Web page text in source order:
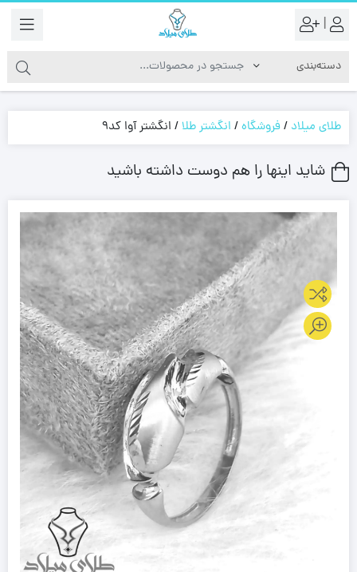
|
طلای میلاد /فروشگاه/ انگشتر طلا/ انگشتر آوا کد9
شاید اینها را هم دوست داشته باشید